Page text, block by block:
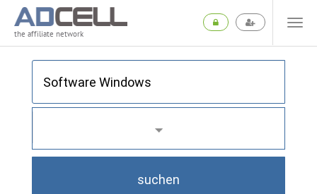
the affiliate network
suchen